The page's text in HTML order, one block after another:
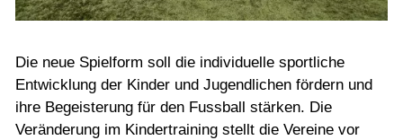
Die neue Spielform soll die individuelle sportliche
Entwicklung der Kinder und Jugendlichen fördern und
ihre Begeisterung für den Fussball stärken. Die
Veränderung im Kindertraining stellt die Vereine vor